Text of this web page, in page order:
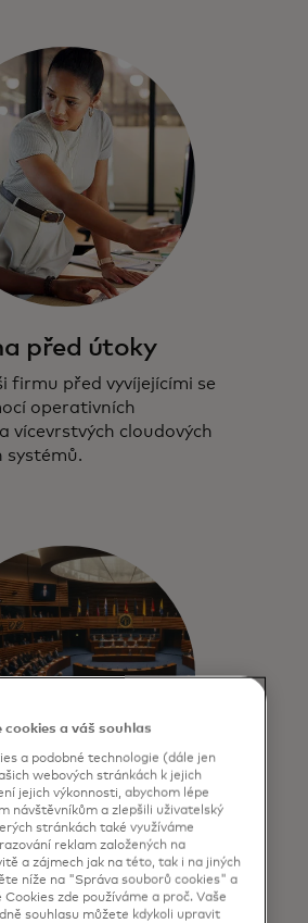
před útoky
firmu před vyvíjejícími se
operativních
vícevrstvých cloudových
systémů.
důvěry v
globální
cookies a váš souhlas
a podobné technologie (dále jen
webových stránkách k jejich
jejich výkonnosti, abychom lépe
návštěvníkům a zlepšili uživatelský
stránkách také využíváme
reklam založených na
a zájmech jak na této, tak i na jiných
níže na "Správa souborů cookies" a
zde používáme a proč. Vaše
souhlasu můžete kdykoli upravit